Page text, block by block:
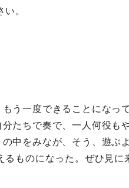
。
う一度できることになっ
たちで奏で、一人何役も
中をみなが、そう、遊ぶ
ものになった。ぜひ見に